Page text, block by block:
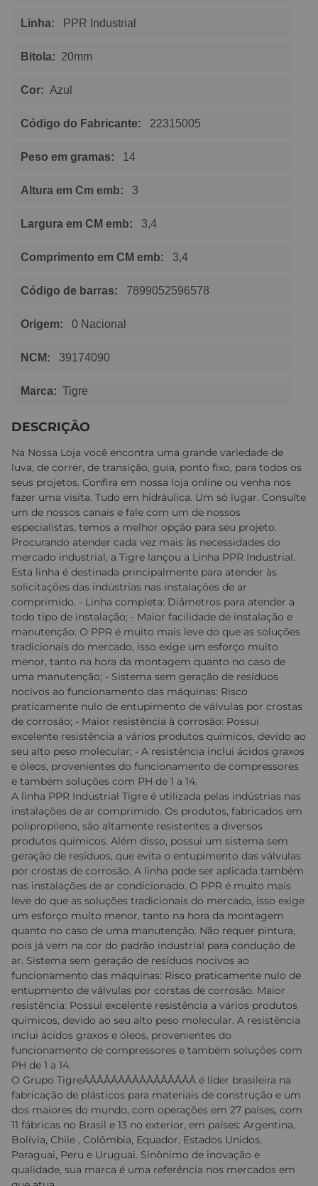
Linha: PPR Industrial
Bitola: 20mm
Cor: Azul
Código do Fabricante: 22315005
Peso em gramas: 14
Altura em Cm emb: 3
Largura em CM emb: 3,4
Comprimento em CM emb: 3,4
Código de barras: 7899052596578
Origem: 0 Nacional
NCM: 39174090
Marca: Tigre
DESCRIÇÃO
Na Nossa Loja você encontra uma grande variedade de
luva, de correr, de transição, guia, ponto fixo, para todos os
seus projetos. Confira em nossa loja online ou venha nos
fazer uma visita. Tudo em hidráulica. Um só lugar. Consulte
um de nossos canais e fale com um de nossos
especialistas, temos a melhor opção para seu projeto.
Procurando atender cada vez mais às necessidades do
mercado industrial, a Tigre lançou a Linha PPR Industrial.
Esta linha é destinada principalmente para atender às
solicitações das indústrias nas instalações de ar
comprimido. - Linha completa: Diâmetros para atender a
todo tipo de instalação; - Maior facilidade de instalação e
manutenção: O PPR é muito mais leve do que as soluções
tradicionais do mercado, isso exige um esforço muito
menor, tanto na hora da montagem quanto no caso de
uma manutenção; - Sistema sem geração de resíduos
nocivos ao funcionamento das máquinas: Risco
praticamente nulo de entupimento de válvulas por crostas
de corrosão; - Maior resistência à corrosão: Possui
excelente resistência a vários produtos químicos, devido ao
seu alto peso molecular; - A resistência inclui ácidos graxos
e óleos, provenientes do funcionamento de compressores
e também soluções com PH de 1 a 14.
A linha PPR Industrial Tigre é utilizada pelas indústrias nas
instalações de ar comprimido. Os produtos, fabricados em
polipropileno, são altamente resistentes a diversos
produtos químicos. Além disso, possui um sistema sem
geração de resíduos, que evita o entupimento das válvulas
por crostas de corrosão. A linha pode ser aplicada também
nas instalações de ar condicionado. O PPR é muito mais
leve do que as soluções tradicionais do mercado, isso exige
um esforço muito menor, tanto na hora da montagem
quanto no caso de uma manutenção. Não requer pintura,
pois já vem na cor do padrão industrial para condução de
ar. Sistema sem geração de resíduos nocivos ao
funcionamento das máquinas: Risco praticamente nulo de
entupmento de válvulas por corstas de corrosão. Maior
resistência: Possui excelente resistência a vários produtos
químicos, devido ao seu alto peso molecular. A resistência
inclui ácidos graxos e óleos, provenientes do
funcionamento de compressores e também soluções com
PH de 1 a 14.
O Grupo TigreÂÂÂÂÂÂÂÂÂÂÂÂÂÂÂÂ é líder brasileira na
fabricação de plásticos para materiais de construção e um
dos maiores do mundo, com operações em 27 países, com
11 fábricas no Brasil e 13 no exterior, em países: Argentina,
Bolívia, Chile , Colômbia, Equador, Estados Unidos,
Paraguai, Peru e Uruguai. Sinônimo de inovação e
qualidade, sua marca é uma referência nos mercados em